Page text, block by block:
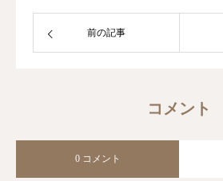
前の記事
コメント
0 コメント